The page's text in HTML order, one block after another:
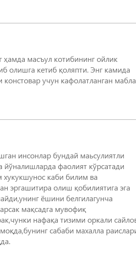
масъул котибининг ойлик
олишга кетиб қоляпти. Энг камида
учун кафолатланган
инсонлар бундай маьсулиятли
фаолият кўрсатади
хукукшунос каби билим ва
эргашитира олиш қобилиятига эга
ёшини белгилагунча
мақсадга мувофиқ
нафақа тизими оркали
сабаби махалла